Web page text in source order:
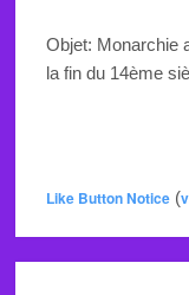
Objet: Monarchie
la fin du 14ème
Like Button Notice(